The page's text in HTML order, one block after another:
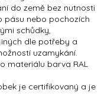
do země bez nutnosti
pásu nebo pochozích
schůdky,
dle potřeby a
uzamykání.
materiálu barva RAL
je certifikovaný a je